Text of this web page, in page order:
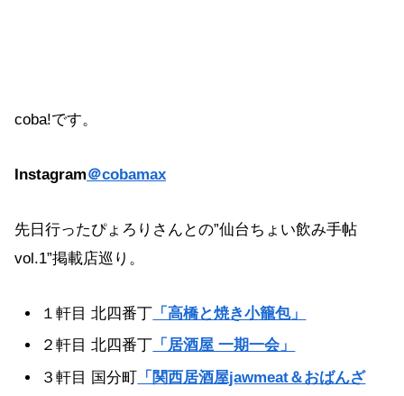
coba!です。
Instagram＠cobamax
先日行ったぴょろりさんとの”仙台ちょい飲み手帖
vol.1”掲載店巡り。
１軒目 北四番丁 「高橋と焼き小籠包」
２軒目 北四番丁 「居酒屋 一期一会」
３軒目 国分町 「関西居酒屋jawmeat＆おばんざ